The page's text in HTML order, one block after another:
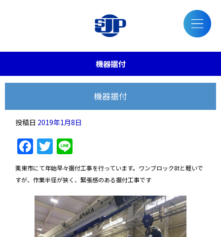
機器据付
機器据付
投稿日 2019年1月8日
Facebook
Twitter
栗東市にて年始早々据付工事を行っています。ワンブロック8tと軽いで
すが、作業半径が狭く、緊張感のある据付工事です